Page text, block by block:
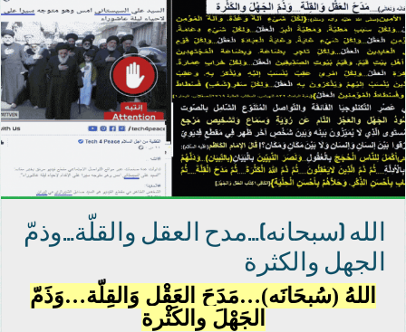
الله (سبحانه)…مدح العقل والقلّة…وذمّ
الجهل والكثرة
اللهُ (سُبحَانَه)…مَدَحَ العَقْل وَالقِلّة…وَذَمّ
الجَهْلَ والكَثْرة